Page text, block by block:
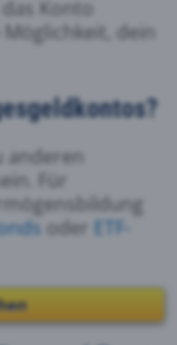
Konto
dein
anderen
Für
oder ETF-